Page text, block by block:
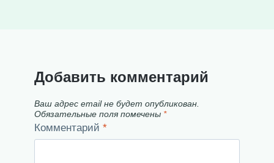
Добавить комментарий
Ваш адрес email не будет опубликован.
Обязательные поля помечены *
Комментарий *